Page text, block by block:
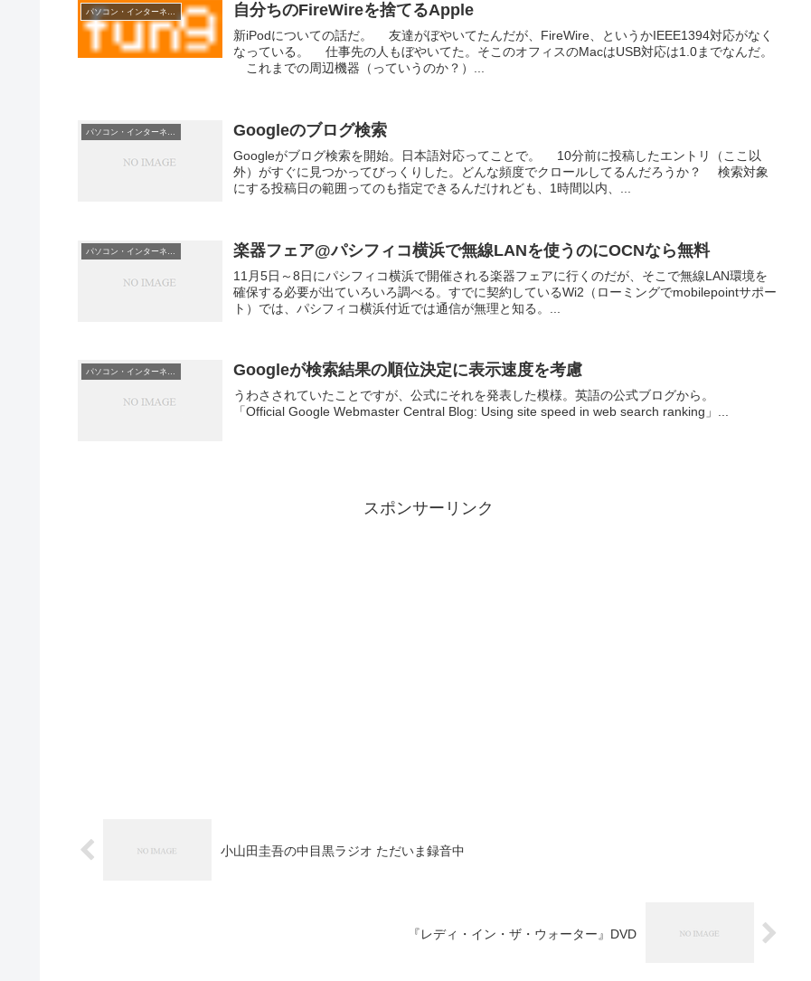
パソコン・インターネット 自分ちのFireWireを捨てるApple
新iPodについての話だ。 友達がぼやいてたんだが、FireWire、というかIEEE1394対応がなく
なっている。 仕事先の人もぼやいてた。そこのオフィスのMacはUSB対応は1.0までなんだ。
これまでの周辺機器（っていうのか？）...
Googleのブログ検索
Googleがブログ検索を開始。日本語対応ってことで。 10分前に投稿したエントリ（ここ以
外）がすぐに見つかってびっくりした。どんな頻度でクロールしてるんだろうか？ 検索対象
にする投稿日の範囲ってのも指定できるんだけれども、1時間以内、...
パソコン・インターネット 楽器フェア@パシフィコ横浜で無線LANを使うのにOCNなら無料
11月5日～8日にパシフィコ横浜で開催される楽器フェアに行くのだが、そこで無線LAN環境を
確保する必要が出ていろいろ調べる。すでに契約しているWi2（ローミングでmobilepointサポー
ト）では、パシフィコ横浜付近では通信が無理と知る。...
Googleが検索結果の順位決定に表示速度を考慮
うわさされていたことですが、公式にそれを発表した模様。英語の公式ブログから。
「Official Google Webmaster Central Blog: Using site speed in web search ranking」...
スポンサーリンク
小山田圭吾の中目黒ラジオ ただいま録音中
『レディ・イン・ザ・ウォーター』DVD